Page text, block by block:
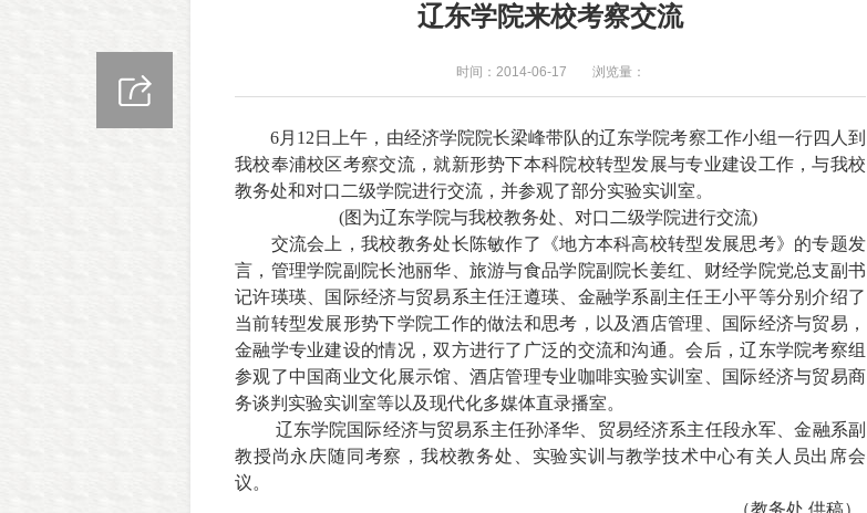
辽东学院来校考察交流
时间：2014-06-17 浏览量：
6月 12 日上午，由经济学院院长梁峰带队的辽东学院考察工作小组一行四人到
我校奉浦校区考察交流，就新形势下本科院校转型发展与专业建设工作，与我校
教务处和对口二级学院进行交流，并参观了部分实验实训室。
(图为辽东学院与我校教务处、对口二级学院进行交流)
交流会上，我校教务处长陈敏作了《地方本科高校转型发展思考》的专题发
言，管理学院副院长池丽华、旅游与食品学院副院长姜红、财经学院党总支副书
记许瑛瑛、国际经济与贸易系主任汪遵瑛、金融学系副主任王小平等分别介绍了
当前转型发展形势下学院工作的做法和思考，以及酒店管理、国际经济与贸易，
金融学专业建设的情况，双方进行了广泛的交流和沟通。会后，辽东学院考察组
参观了中国商业文化展示馆、酒店管理专业咖啡实验实训室、国际经济与贸易商
务谈判实验实训室等以及现代化多媒体直录播室。
辽东学院国际经济与贸易系主任孙泽华、贸易经济系主任段永军、金融系副
教授尚永庆随同考察，我校教务处、实验实训与教学技术中心有关人员出席会
议。
（教务处 供稿）